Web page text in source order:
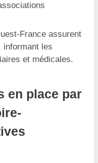
France assurent
informant les
et médicales.
en place par